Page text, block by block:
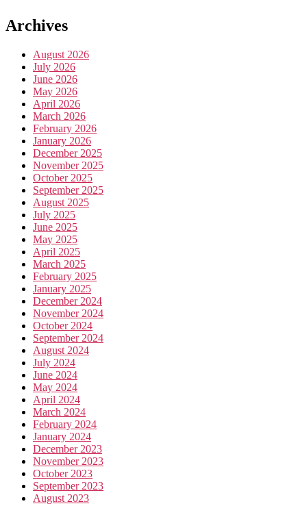
Archives
August 2026
July 2026
June 2026
May 2026
April 2026
March 2026
February 2026
January 2026
December 2025
November 2025
October 2025
September 2025
August 2025
July 2025
June 2025
May 2025
April 2025
March 2025
February 2025
January 2025
December 2024
November 2024
October 2024
September 2024
August 2024
July 2024
June 2024
May 2024
April 2024
March 2024
February 2024
January 2024
December 2023
November 2023
October 2023
September 2023
August 2023